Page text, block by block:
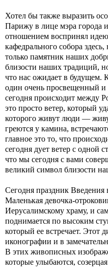
Хотел бы также выразить
Парижу в лице мэра города
отношением воспринял идею
кафедрального собора
только памятник наших
близости наших традиций,
что нас ожидает в будущем.
один очень просвещенный и
сегодня происходит между
это просто ветер, который
которого живут люди —
греются у камина,
главное это то, что
сегодня дует ветер с одной
что мы сегодня с вами
великий символ близости
Сегодня праздник
Маленькая девочка-
Иерусалимскому храму, и
поднимается по высоким
который ее встречает. Этот
иконографии и в
В этих живописных
которые улыбаются,